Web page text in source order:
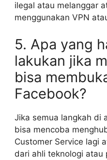
ilegal atau melanggar
menggunakan VPN
5. Apa yang
lakukan jika
bisa
Facebook?
Jika semua langkah di
bisa mencoba
Customer Service lagi
dari ahli teknologi atau